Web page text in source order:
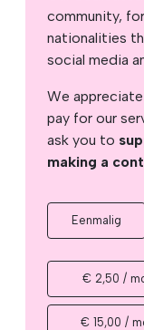
community,
nationalities
social media
We
pay for our
ask you to
making a
Eenmalig
€ 2,50 /
€ 15,00 /